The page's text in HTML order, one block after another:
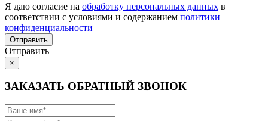
Я даю согласие на обработку персональных данных в
соответствии с условиями и содержанием политики
конфиденциальности
Отправить
×
ЗАКАЗАТЬ ОБРАТНЫЙ ЗВОНОК